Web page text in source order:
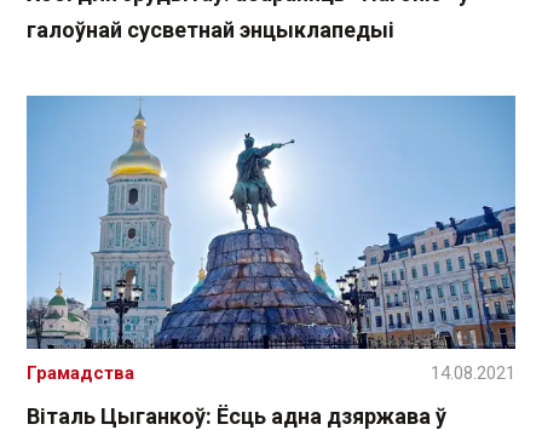
галоўнай сусветнай энцыклапедыі
Віталь Цыганкоў: Ёсць адна дзяржава ў
Грамадства 14.08.2021